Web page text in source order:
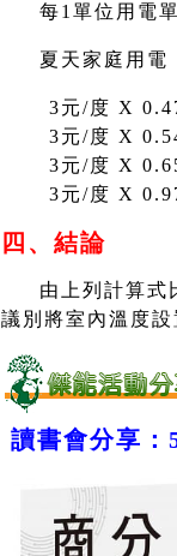
每1單位用電
夏天家庭用電
3元/度 X
3元/度 X
3元/度 X
3元/度 X
四、結論
由上列計算式
議別將室內溫度設
讀書會分享：